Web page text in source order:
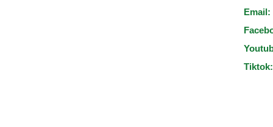
Email: